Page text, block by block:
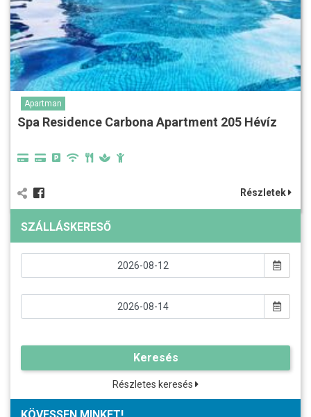
Apartman
Spa Residence Carbona Apartment 205 Hévíz
Részletek
SZÁLLÁSKERESŐ
Keresés
Részletes keresés
KÖVESSEN MINKET!